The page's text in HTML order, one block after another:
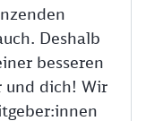
Deshalb
besseren
und dich! Wir